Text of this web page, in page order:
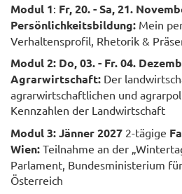
Modul 1: Fr, 20. - Sa, 21.
Persönlichkeitsbildung: Mein
Verhaltensprofil, Rhetorik &
Modul2: Do, 03. - Fr. 04.
Agrarwirtschaft: Der
agrarwirtschaftlichen und
Kennzahlen der Landwirtschaft
Modul3:Jänner 2027 2-tägige
Wien: Teilnahme an der
Parlament, Bundesministerium
Österreich